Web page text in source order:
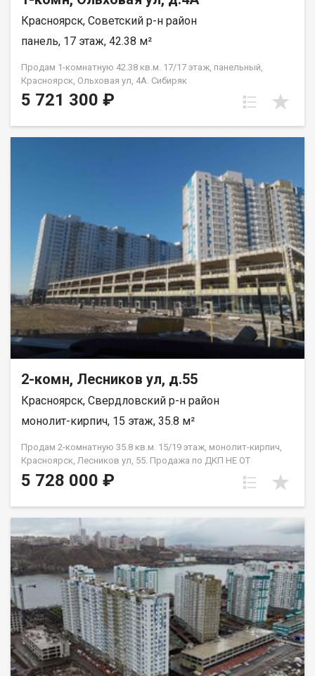
Красноярск, Советский р-н район
панель, 17 этаж, 42.38 м²
Продам 1-комнатную 42.38 кв.м. 17/17 этаж, панельный,
Красноярск, Ольховая ул, 4А. Сибиряк
5 721 300 ₽
2-комн, Лесников ул, д.55
Красноярск, Свердловский р-н район
монолит-кирпич, 15 этаж, 35.8 м²
Продам 2-комнатную 35.8 кв.м. 15/19 этаж, монолит-кирпич,
Красноярск, Лесников ул, 55. Продажа по ДКП НЕ ОТ
ЗАСТРОЙЩИКА
5 728 000 ₽